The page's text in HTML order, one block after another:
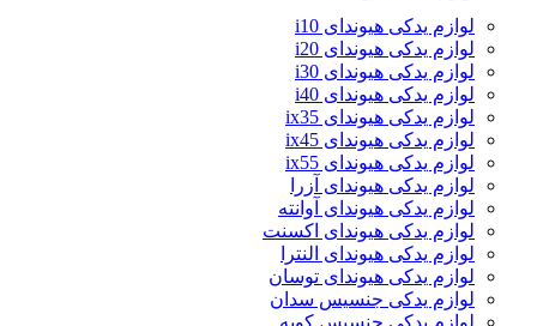
لوازم یدکی هیوندای i10
لوازم یدکی هیوندای i20
لوازم یدکی هیوندای i30
لوازم یدکی هیوندای i40
لوازم یدکی هیوندای ix35
لوازم یدکی هیوندای ix45
لوازم یدکی هیوندای ix55
لوازم یدکی هیوندای آزرا
لوازم یدکی هیوندای آوانته
لوازم یدکی هیوندای اکسنت
لوازم یدکی هیوندای النترا
لوازم یدکی هیوندای توسان
لوازم یدکی جنسیس سدان
لوازم یدکی جنسیس کوپه